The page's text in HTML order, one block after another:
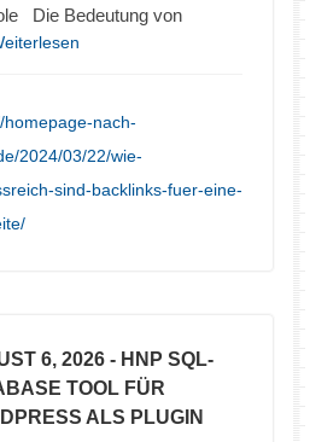
Die Bedeutung von
homepage-nach-
2024/03/22/wie-
sind-backlinks-fuer-eine-
6, 2026 - HNP SQL-
TOOL FÜR
ALS PLUGIN